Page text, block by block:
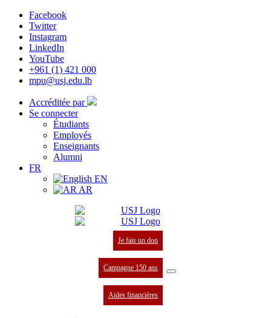
Facebook
Twitter
Instagram
LinkedIn
YouTube
+961 (1) 421 000
mpu@usj.edu.lb
Accréditée par
Se connecter
Étudiants
Employés
Enseignants
Alumni
FR
EN
AR
Je fais un don
Campagne 150 ans
Aides financières